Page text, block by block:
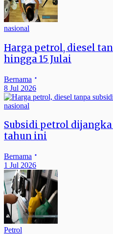
nasional
Harga petrol, diesel
hingga 15 Julai
Bernama
8 Jul 2026
nasional
Subsidi petrol
tahun ini
Bernama
1 Jul 2026
Petrol